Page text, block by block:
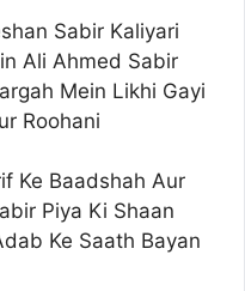
Sabir Kaliyari
Ali Ahmed Sabir
Mein Likhi Gayi
Roohani
Ke Baadshah Aur
Piya Ki Shaan
Ke Saath Bayan